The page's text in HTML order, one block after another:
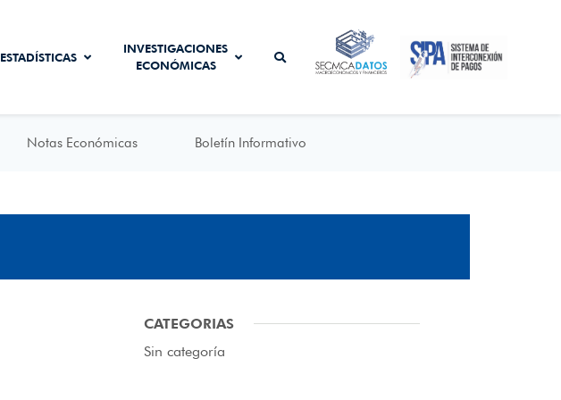
ESTADÍSTICAS
INVESTIGACIONES
ECONÓMICAS
SECMCA
DATOS
SISTEMA DE
INTERCONEXIÓN
DE PAGOS
Notas Económicas Boletín Informativo
CATEGORIAS
Sin categoría